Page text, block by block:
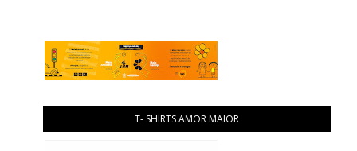
T- SHIRTS AMOR MAIOR